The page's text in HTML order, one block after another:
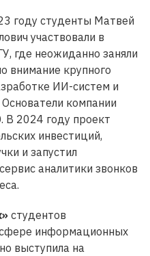
году студенты Матвей
участвовали в
где неожиданно заняли
внимание крупного
ИИ-систем и
компании
2024 году проект
инвестиций,
и запустил
аналитики звонков
студентов
информационных
выступила на